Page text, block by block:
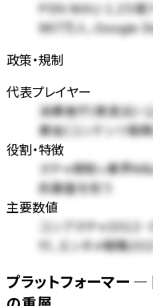
PSN MAU 1.25億ア
967万人、Google
政策・規制
代表プレイヤー
消費者庁(景表法)・
業省(コンテンツ振
役割・特徴
ガチャ規制+業界
的基盤を担う
主要数値
コンプガチャ
行、エンタメ戦略
プラットフォーマー